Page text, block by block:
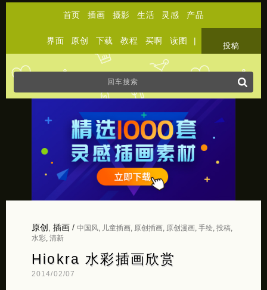
首页 插画 摄影 生活 灵感 产品
界面 原创 下载 教程 买啊 读图 |
投稿
原创 插画/ 中国风, 儿童插画, 原创插画, 原创漫画, 手绘, 投稿
水彩, 清新
Hiokra 水彩插画欣赏
2014/02/07